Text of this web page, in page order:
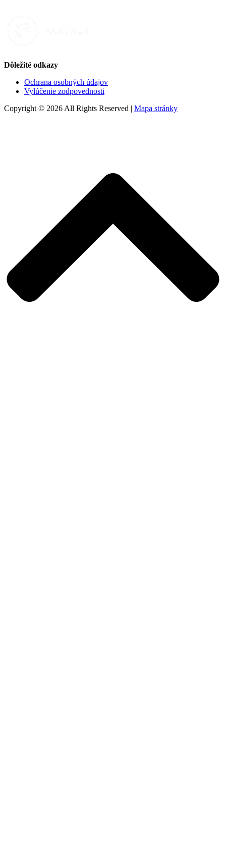
Dôležité odkazy
Ochrana osobných údajov
Vylúčenie zodpovednosti
Copyright © 2026 All Rights Reserved | Mapa stránky